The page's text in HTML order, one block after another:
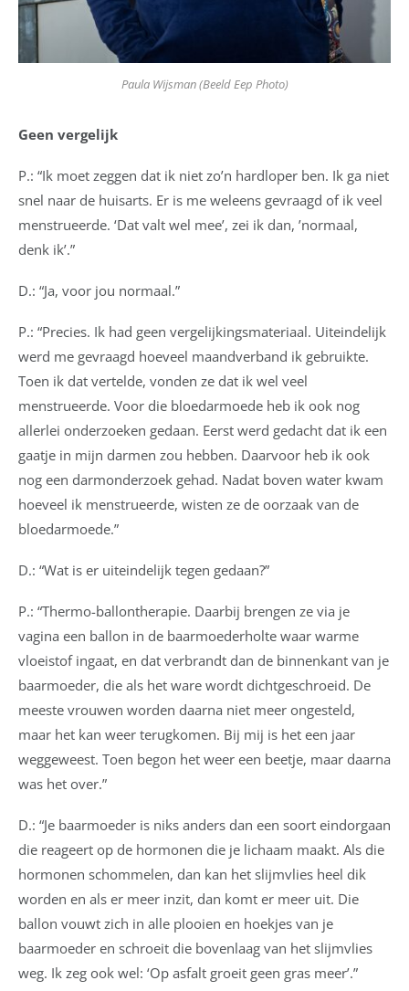
Paula Wijsman (Beeld Eep Photo)
Geen vergelijk
P.: “Ik moet zeggen dat ik niet zo’n hardloper ben. Ik ga niet
snel naar de huisarts. Er is me weleens gevraagd of ik veel
menstrueerde. ‘Dat valt wel mee’, zei ik dan, ’normaal,
denk ik’.”
D.: “Ja, voor jou normaal.”
P.: “Precies. Ik had geen vergelijkingsmateriaal. Uiteindelijk
werd me gevraagd hoeveel maandverband ik gebruikte.
Toen ik dat vertelde, vonden ze dat ik wel veel
menstrueerde. Voor die bloedarmoede heb ik ook nog
allerlei onderzoeken gedaan. Eerst werd gedacht dat ik een
gaatje in mijn darmen zou hebben. Daarvoor heb ik ook
nog een darmonderzoek gehad. Nadat boven water kwam
hoeveel ik menstrueerde, wisten ze de oorzaak van de
bloedarmoede.”
D.: “Wat is er uiteindelijk tegen gedaan?”
P.: “Thermo-ballontherapie. Daarbij brengen ze via je
vagina een ballon in de baarmoederholte waar warme
vloeistof ingaat, en dat verbrandt dan de binnenkant van je
baarmoeder, die als het ware wordt dichtgeschroeid. De
meeste vrouwen worden daarna niet meer ongesteld,
maar het kan weer terugkomen. Bij mij is het een jaar
weggeweest. Toen begon het weer een beetje, maar daarna
was het over.”
D.: “Je baarmoeder is niks anders dan een soort eindorgaan
die reageert op de hormonen die je lichaam maakt. Als die
hormonen schommelen, dan kan het slijmvlies heel dik
worden en als er meer inzit, dan komt er meer uit. Die
ballon vouwt zich in alle plooien en hoekjes van je
baarmoeder en schroeit die bovenlaag van het slijmvlies
weg. Ik zeg ook wel: ‘Op asfalt groeit geen gras meer’.”